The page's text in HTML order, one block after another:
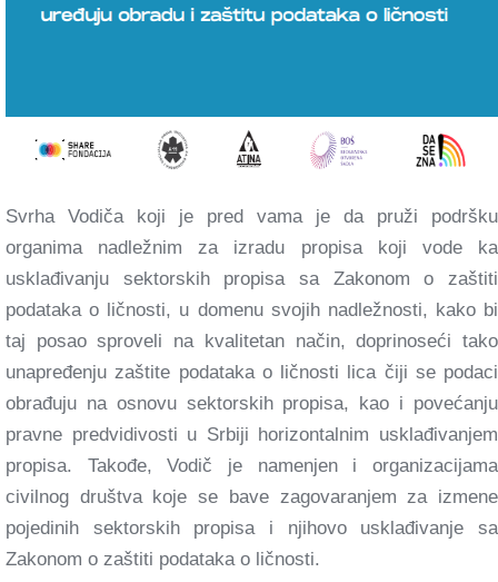
Svrha Vodiča koji je pred vama je da pruži podršku
organima nadležnim za izradu propisa koji vode ka
usklađivanju sektorskih propisa sa Zakonom o zaštiti
podataka o ličnosti, u domenu svojih nadležnosti, kako bi
taj posao sproveli na kvalitetan način, doprinoseći tako
unapređenju zaštite podataka o ličnosti lica čiji se podaci
obrađuju na osnovu sektorskih propisa, kao i povećanju
pravne predvidivosti u Srbiji horizontalnim usklađivanjem
propisa. Takođe, Vodič je namenjen i organizacijama
civilnog društva koje se bave zagovaranjem za izmene
pojedinih sektorskih propisa i njihovo usklađivanje sa
Zakonom o zaštiti podataka o ličnosti.